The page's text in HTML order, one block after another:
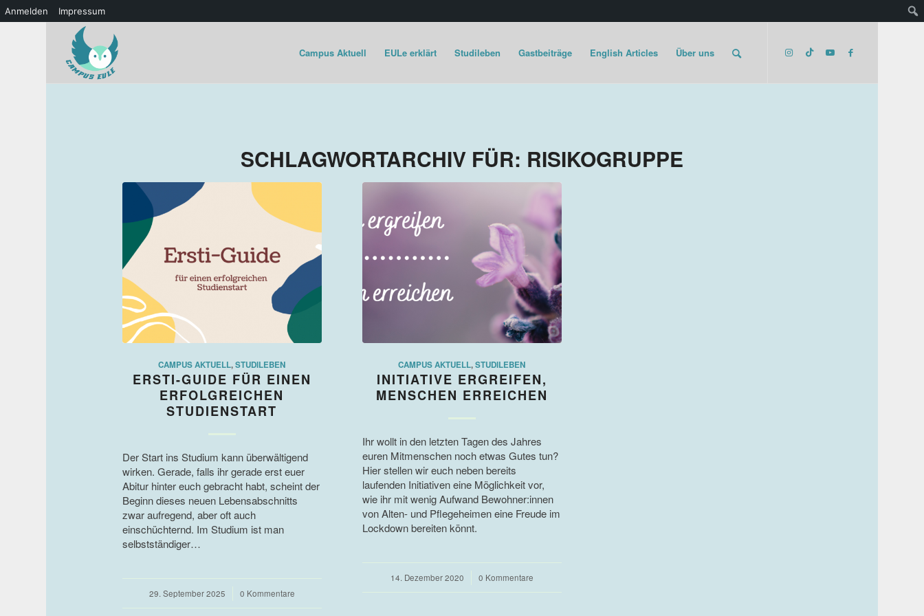
Anmelden Impressum
Campus Aktuell EULe erklärt Studileben Gastbeiträge English Articles Über uns
SCHLAGWORTARCHIV FÜR: RISIKOGRUPPE
CAMPUS AKTUELL,STUDILEBEN
ERSTI-GUIDE FÜR EINEN
ERFOLGREICHEN
STUDIENSTART
Der Start ins Studium kann überwältigend
wirken. Gerade, falls ihr gerade erst euer
Abitur hinter euch gebracht habt, scheint der
Beginn dieses neuen Lebensabschnitts
zwar aufregend, aber oft auch
einschüchternd. Im Studium ist man
selbstständiger…
29. September 2025
/ 0 Kommentare
CAMPUS AKTUELL,STUDILEBEN
INITIATIVE ERGREIFEN,
MENSCHEN ERREICHEN
Ihr wollt in den letzten Tagen des Jahres
euren Mitmenschen noch etwas Gutes tun?
Hier stellen wir euch neben bereits
laufenden Initiativen eine Möglichkeit vor,
wie ihr mit wenig Aufwand Bewohner:innen
von Alten- und Pflegeheimen eine Freude im
Lockdown bereiten könnt.
14. Dezember 2020
/ 0 Kommentare